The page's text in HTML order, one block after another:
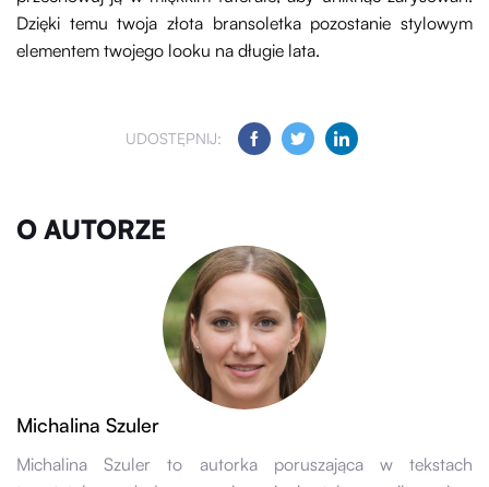
Dzięki temu twoja złota bransoletka pozostanie stylowym
elementem twojego looku na długie lata.
UDOSTĘPNIJ:
O AUTORZE
Michalina Szuler
Michalina Szuler to autorka poruszająca w tekstach